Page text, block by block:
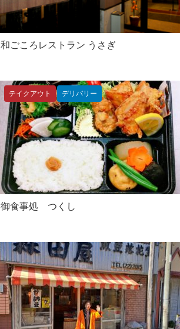
和ごころレストラン うさぎ
テイクアウト デリバリー
御食事処 つくし